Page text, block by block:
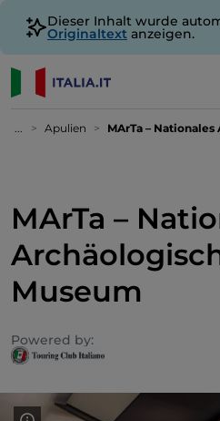
Dieser Inhalt wurde
Originaltext anzeigen.
... Apulien MArTa –
MArTa –
Museum
Powered by: